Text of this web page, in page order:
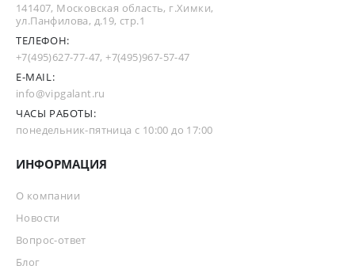
141407, Московская область, г.Химки,
ул.Панфилова, д.19, стр.1
ТЕЛЕФОН:
+7(495)627-77-47,+7(495)967-57-47
E-MAIL:
info@vipgalant.ru
ЧАСЫ РАБОТЫ:
понедельник-пятница с 10:00 до 17:00
ИНФОРМАЦИЯ
О компании
Новости
Вопрос-ответ
Блог